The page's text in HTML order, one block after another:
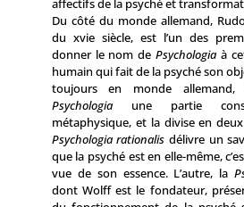
affectifs de la psyché et
Du côté du monde allemand,
du xvie siècle, est l’un des
donner le nom dePsychologia à
humain qui fait de la psyché son
toujours en monde
Psychologiaune partie
métaphysique, et la divise en deux
Psychologia rationalis délivre un
que la psyché est en elle-même,
vue de son essence. L’autre, la
dont Wolff est le fondateur,